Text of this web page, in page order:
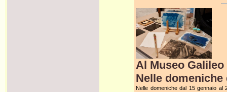
Al Museo
Nelle domeniche
Nelle domeniche dal 15 gennaio al